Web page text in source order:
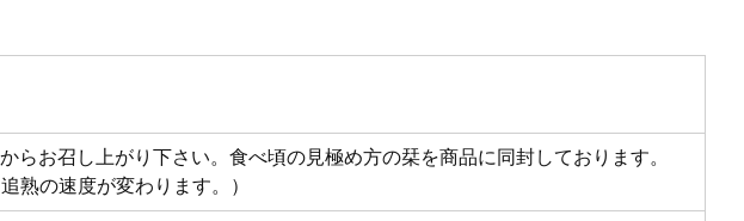
お召し上がり下さい。食べ頃の見極め方の栞を商品に同封しております。
熟の速度が変わります。）